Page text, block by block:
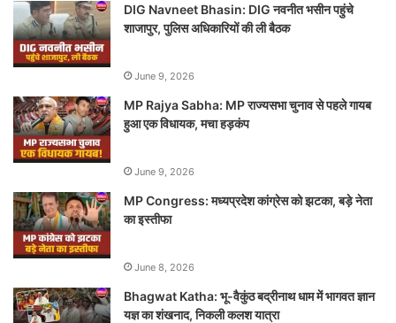
DIG Navneet Bhasin: DIG नवनीत भसीन पहुंचे
शाजापुर, पुलिस अधिकारियों की ली बैठक
June 9, 2026
MP Rajya Sabha: MP राज्यसभा चुनाव से पहले गायब
हुआ एक विधायक, मचा हड़कंप
June 9, 2026
MP Congress: मध्यप्रदेश कांग्रेस को झटका, बड़े नेता
का इस्तीफा
June 8, 2026
Bhagwat Katha: भू-वैकुंठ बद्रीनाथ धाम में भागवत ज्ञान
यज्ञ का शंखनाद, निकली कलश यात्रा